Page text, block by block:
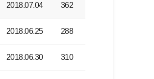
2018.07.04 362
2018.06.25 288
2018.06.30 310